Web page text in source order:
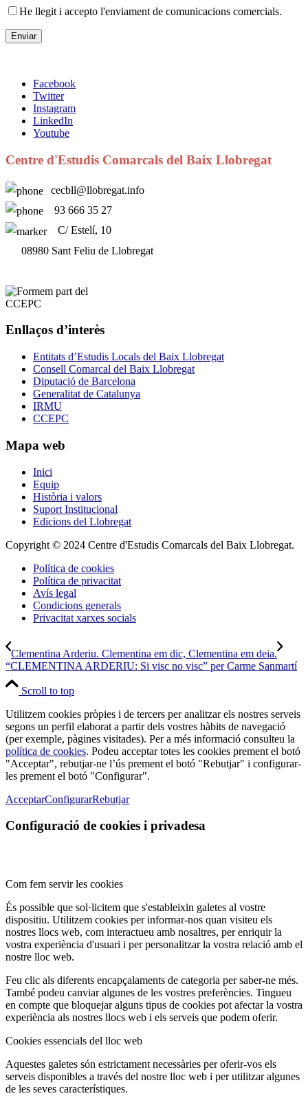
He llegit i accepto l'enviament de comunicacions comercials.
Facebook
Twitter
Instagram
LinkedIn
Youtube
Centre d'Estudis Comarcals del Baix Llobregat
cecbll@llobregat.info
93 666 35 27
C/ Estelí, 10
08980 Sant Feliu de Llobregat
Enllaços d’interès
Entitats d’Estudis Locals del Baix Llobregat
Consell Comarcal del Baix Llobregat
Diputació de Barcelona
Generalitat de Catalunya
IRMU
CCEPC
Mapa web
Inici
Equip
Història i valors
Suport Institucional
Edicions del Llobregat
Copyright © 2024 Centre d'Estudis Comarcals del Baix Llobregat.
Política de cookies
Política de privacitat
Avís legal
Condicions generals
Privacitat xarxes socials
Clementina Arderiu. Clementina em dic, Clementina em deia.
“CLEMENTINA ARDERIU: Si visc no visc” per Carme Sanmartí
Scroll to top
Utilitzem cookies pròpies i de tercers per analitzar els nostres serveis
segons un perfil elaborat a partir dels vostres hàbits de navegació
(per exemple, pàgines visitades). Per a més informació consulteu la
política de cookies. Podeu acceptar totes les cookies prement el botó
"Acceptar", rebutjar-ne l’ús prement el botó "Rebutjar" i configurar-
les prement el botó "Configurar".
AcceptarConfigurarRebutjar
Configuració de cookies i privadesa
Com fem servir les cookies
És possible que sol·licitem que s'estableixin galetes al vostre
dispositiu. Utilitzem cookies per informar-nos quan visiteu els
nostres llocs web, com interactueu amb nosaltres, per enriquir la
vostra experiència d'usuari i per personalitzar la vostra relació amb el
nostre lloc web.
Feu clic als diferents encapçalaments de categoria per saber-ne més.
També podeu canviar algunes de les vostres preferències. Tingueu
en compte que bloquejar alguns tipus de cookies pot afectar la vostra
experiència als nostres llocs web i els serveis que podem oferir.
Cookies essencials del lloc web
Aquestes galetes són estrictament necessàries per oferir-vos els
serveis disponibles a través del nostre lloc web i per utilitzar algunes
de les seves característiques.